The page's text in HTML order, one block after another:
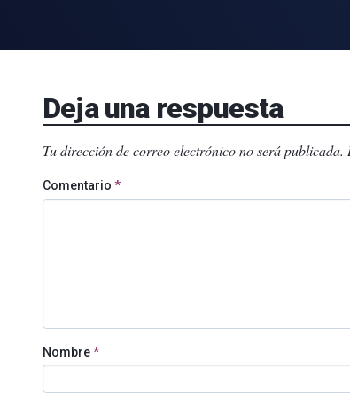
Deja una respuesta
Tu dirección de correo electrónico no será publicada.
Comentario *
Nombre*